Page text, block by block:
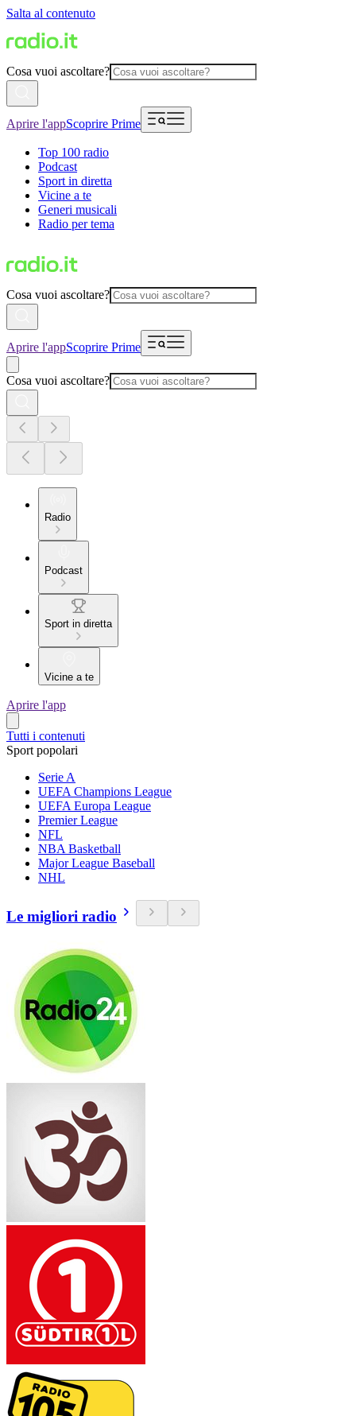
Salta al contenuto
Cosa vuoi ascoltare?
Aprire l'appScoprire Prime
Top 100 radio
Podcast
Sport in diretta
Vicine a te
Generi musicali
Radio per tema
Cosa vuoi ascoltare?
Aprire l'appScoprire Prime
Cosa vuoi ascoltare?
Radio
Podcast
Sport in diretta
Vicine a te
Aprire l'app
Tutti i contenuti
Sport popolari
Serie A
UEFA Champions League
UEFA Europa League
Premier League
NFL
NBA Basketball
Major League Baseball
NHL
Le migliori radio